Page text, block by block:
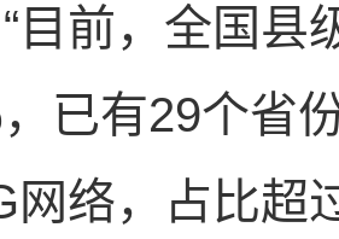
前，全国县级
已有29个省
网络，占比超